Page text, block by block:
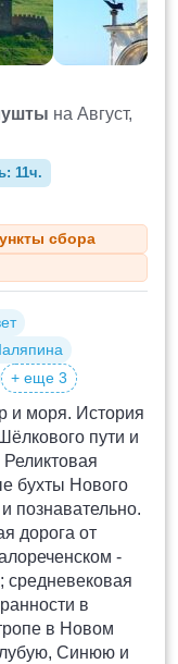
на Август,
11ч.
сбора
+ еще 3
и моря. История
пути и
бухты Нового
познавательно.
дорога от
-
средневековая
в
в Новом
Синюю и